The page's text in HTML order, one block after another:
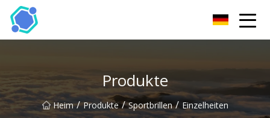
Produkte
Heim / Produkte / Sportbrillen / Einzelheiten